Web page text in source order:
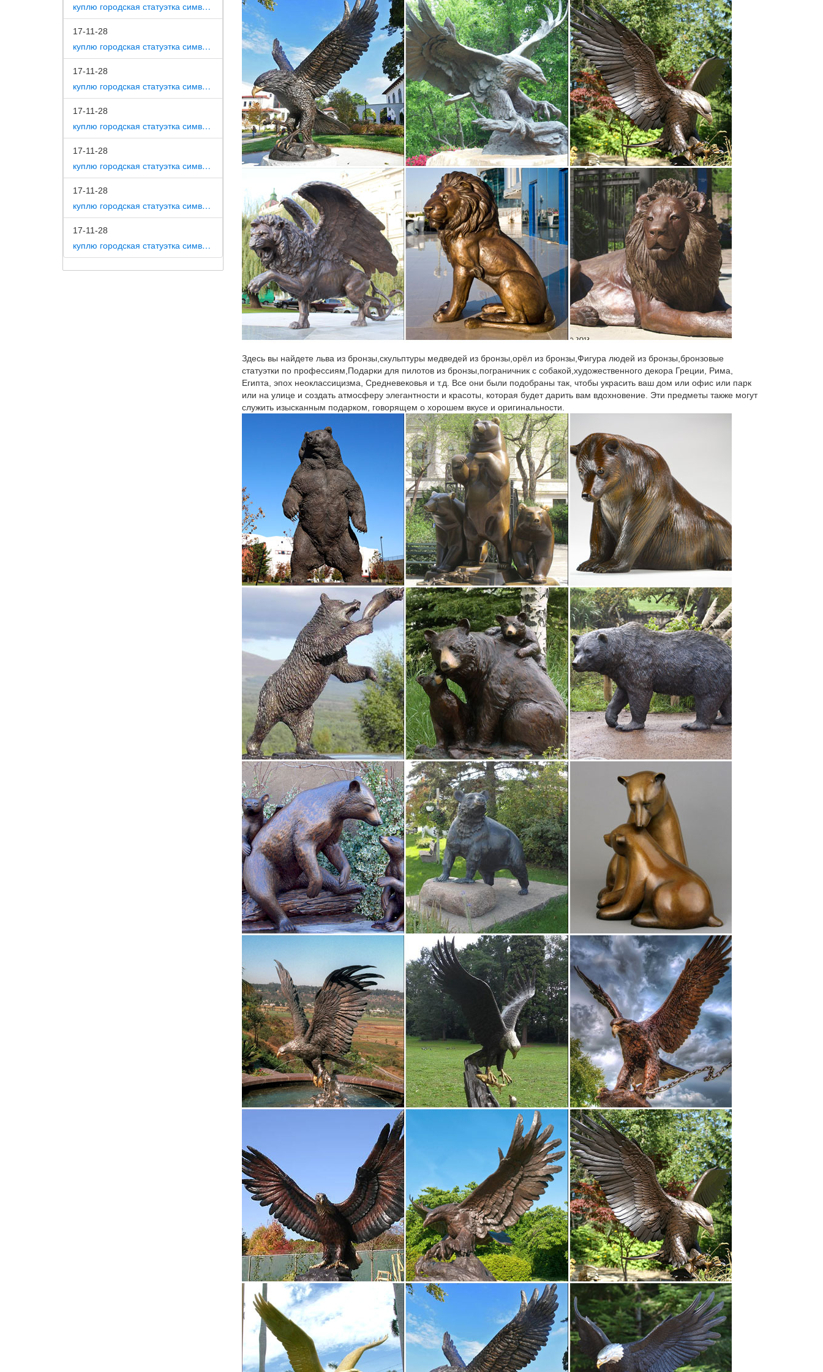
куплю городская статуэтка символ собака как вид изобразительного искусства
17-11-28
куплю городская статуэтка символ собака на постаменте
17-11-28
куплю городская статуэтка символ собака в романской скульптуре
17-11-28
куплю городская статуэтка символ собака в царском селе
17-11-28
куплю городская статуэтка символ собака в движении 7 класс
17-11-28
куплю городская статуэтка символ собака в скульптуре древней греции
17-11-28
куплю городская статуэтка символ собака в школе искусств
бескорыстием и справедливостью.Купить. Подставка под украшения "Собачка" 15*7*12.4см.
Год Собаки 2018 купить в Москве в интернет магазине.
[ Фигурки и статуэтки собак ]. Цена: 4 166 руб. Купить Купить в один клик.Каталог. Новогодние подарки. Символы года.
Фигурки с символом 2018 года собаки – купить…
Фигурка-символ года – хороший подарок любителям миниатюрных стилизованных статуэток. Фигурка собаки как символ 2018
года прекрасный выбор в качестве подарка на грядущий новый год.Фигурки собаки – символ года 2018.
Здесь вы найдете льва из бронзы,скульптуры медведей из бронзы,орёл из бронзы,Фигура людей из бронзы,бронзовые
статуэтки по профессиям,Подарки для пилотов из бронзы,пограничник с собакой,художественного декора Греции, Рима,
Египта, эпох неоклассицизма, Средневековья и т.д. Все они были подобраны так, чтобы украсить ваш дом или офис или парк
или на улице и создать атмосферу элегантности и красоты, которая будет дарить вам вдохновение. Эти предметы также могут
служить изысканным подарком, говорящем о хорошем вкусе и оригинальности.